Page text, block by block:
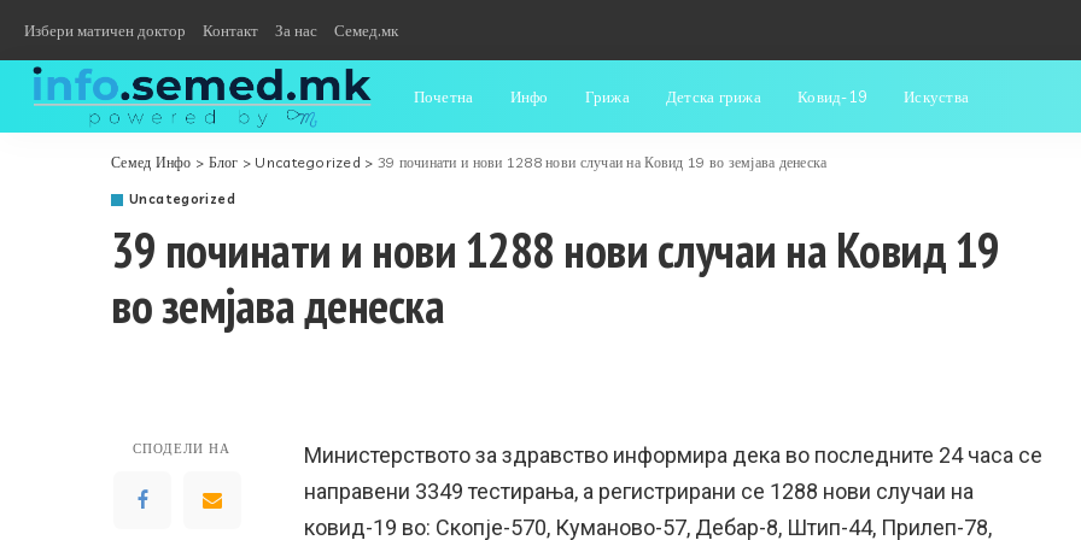
Избери матичен доктор Контакт За нас Семед.мк
Почетна Инфо Грижа Детска грижа Ковид-19 Искуства
Семед Инфо > Блог > Uncategorized > 39 починати и нови 1288 нови случаи на Ковид 19 во земјава денеска
Uncategorized
39 починати и нови 1288 нови случаи на Ковид 19
во земјава денеска
СПОДЕЛИ НА
Министерството за здравство информира дека во последните 24 часа се
направени 3349 тестирања, а регистрирани се 1288 нови случаи на
ковид-19 во: Скопје-570, Куманово-57, Дебар-8, Штип-44, Прилеп-78,